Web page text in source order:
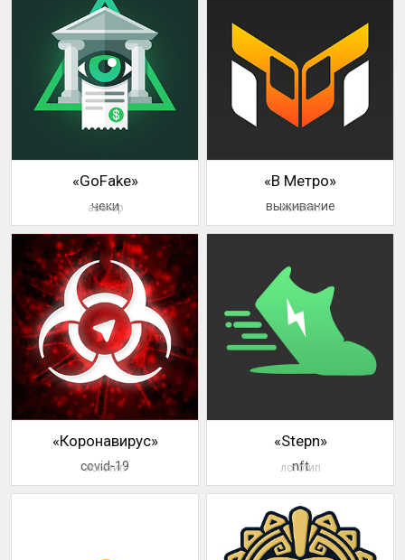
«GoFake»
чеки
аватар
«В Метро»
выживание
логотип
«Коронавирус»
covid-19
логотип
«Stepn»
nft
логотип